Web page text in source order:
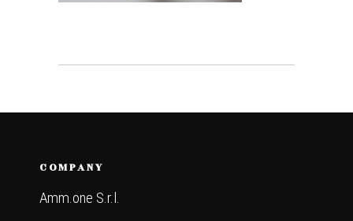
COMPANY
Amm.one S.r.l.